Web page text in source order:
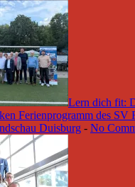
Lern dich fit:
Ferienprogramm des SV
Duisburg - No